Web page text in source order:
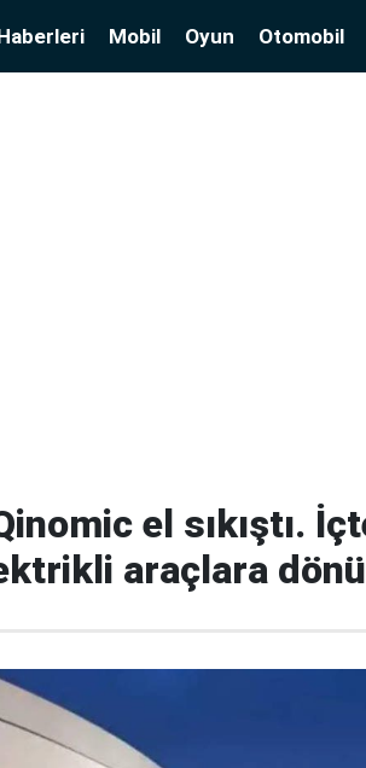
Mobil Oyun Otomobil
el sıkıştı.
araçlara